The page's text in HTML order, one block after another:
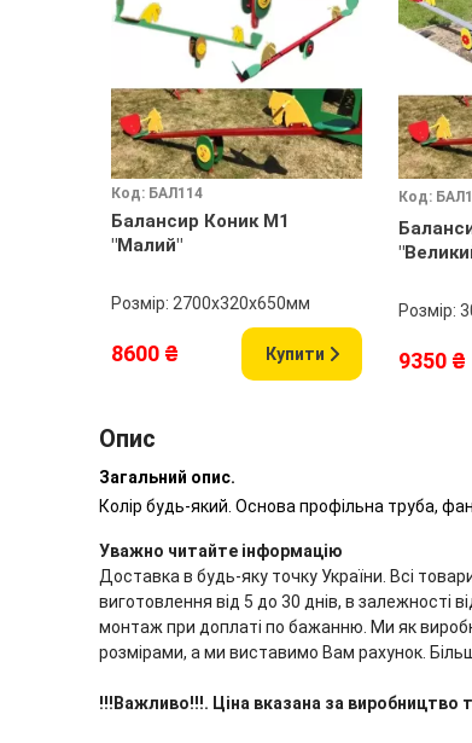
Код: БАЛ114
Балансир Коник М1
"Малий"
Розмір: 2700х320х650мм
8600 ₴ Купити
Код:
Розмір:
9350 ₴
Опис
Загальний опис.
Колір будь-який. Основа профільна труба,
Уважно читайте інформацію
Доставка в будь-яку точку України. Всі
виготовлення від 5 до 30 днів, в залежності
монтаж при доплаті по бажанню. Ми як
розмірами, а ми виставимо Вам рахунок.
!!!Важливо!!!. Ціна вказана за